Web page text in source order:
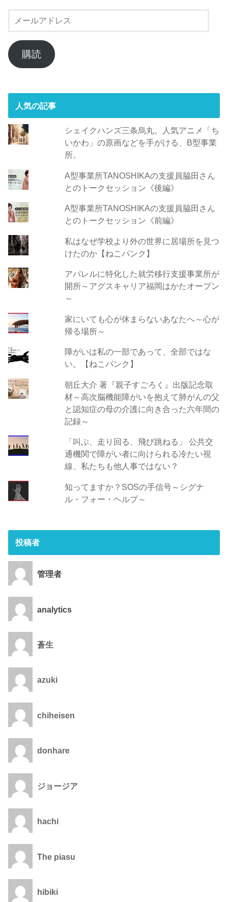
ー
ル
ア
ド
購読
人気の記事
シェイクハンズ三条烏丸。人気アニメ「ち
いかわ」の原画などを手がける、B型事業
所。
A型事業所TANOSHIKAの支援員脇田さん
とのトークセッション《後編》
A型事業所TANOSHIKAの支援員脇田さん
とのトークセッション《前編》
私はなぜ学校より外の世界に居場所を見つ
けたのか【ねこパンク】
アパレルに特化した就労移行支援事業所が
開所～アグスキャリア福岡はかたオープン
～
家にいても心が休まらないあなたへ～心が
帰る場所～
障がいは私の一部であって、全部ではな
い。【ねこパンク】
朝丘大介 著『親子すごろく』出版記念取
材～高次脳機能障がいを抱えて肺がんの父
と認知症の母の介護に向き合った六年間の
記録～
「叫ぶ、走り回る、飛び跳ねる」 公共交
通機関で障がい者に向けられる冷たい視
線、私たちも他人事ではない？
知ってますか？SOSの手信号～シグナ
ル・フォー・ヘルプ～
投稿者
管理者
analytics
蒼生
azuki
chiheisen
donhare
ジョージア
hachi
The piasu
hibiki